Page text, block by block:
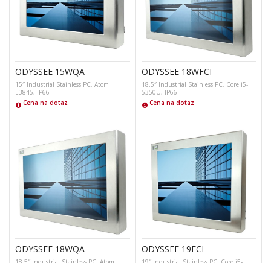
ODYSSEE 15WQA
15″ Industrial Stainless PC, Atom
E3845, IP66
Cena na dotaz
ODYSSEE 18WFCI
18.5″ Industrial Stainless PC, Core i5-
5350U, IP66
Cena na dotaz
ODYSSEE 18WQA ODYSSEE 19FCI